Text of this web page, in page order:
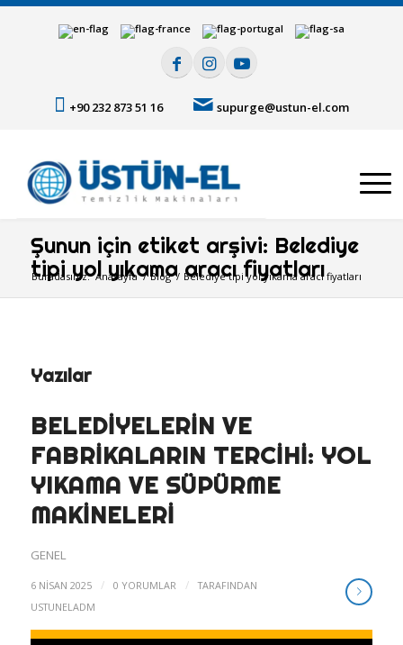
+90 232 873 51 16 supurge@ustun-el.com
Şunun için etiket arşivi: Belediye
tipi yol yıkama aracı fiyatları
Buradasınız: Anasayfa / Blog / Belediye tipi yol yıkama aracı fiyatları
Yazılar
BELEDIYELERIN VE
FABRIKALARIN TERCIHI: YOL
YIKAMA VE SÜPÜRME
MAKINELERI
GENEL
6 NISAN 2025 / 0 YORUMLAR /
TARAFINDAN
USTUNELADM